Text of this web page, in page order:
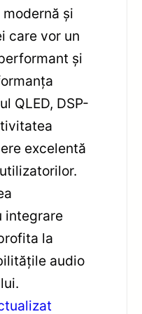
și
care vor un
și
QLED, DSP-
excelentă
integrare
la
audio